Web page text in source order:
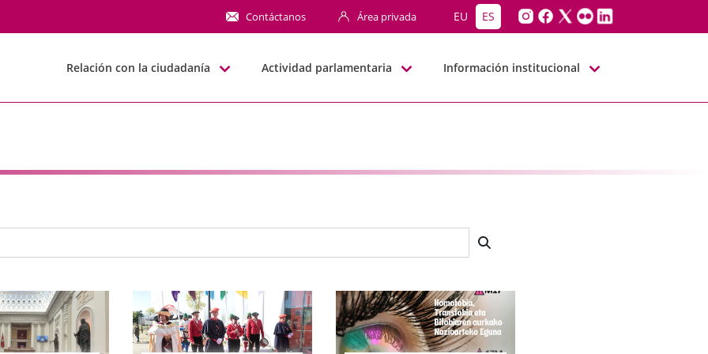
Contáctanos Área privada EU ES
Relación con la ciudadanía Actividad parlamentaria Información institucional
búsqueda